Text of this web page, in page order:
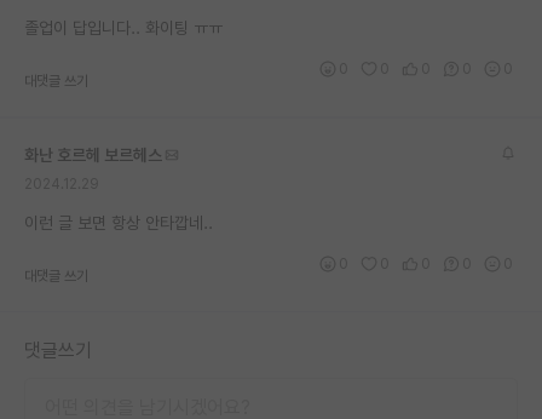
졸업이 답입니다.. 화이팅 ㅠㅠ
대댓글 쓰기
화난 호르헤 보르헤스
이런 글 보면 항상 안타깝네..
대댓글 쓰기
댓글쓰기